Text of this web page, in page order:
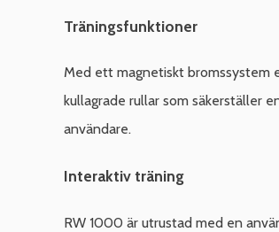
Träningsfunktioner
Med ett magnetiskt bromssystem
kullagrade rullar som säkerställer
användare.
Interaktiv träning
RW 1000 är utrustad med en